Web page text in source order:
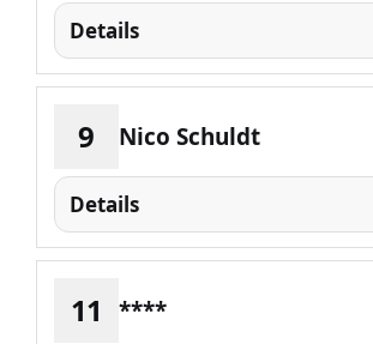
Details
9 Nico Schuldt
Details
11 ****